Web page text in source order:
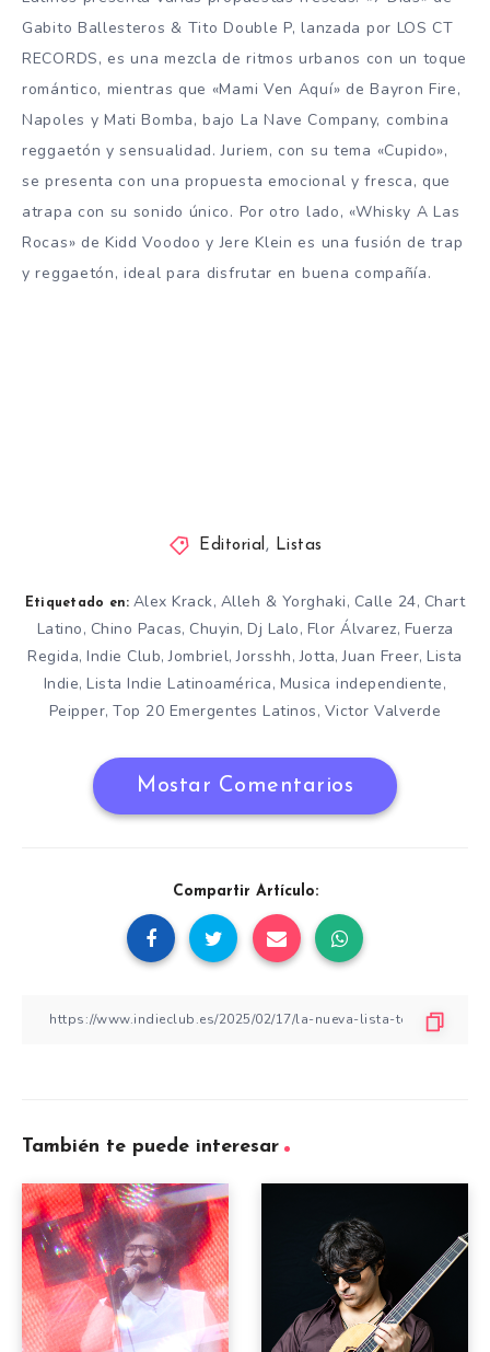
Gabito Ballesteros & Tito Double P, lanzada por LOS CT
RECORDS, es una mezcla de ritmos urbanos con un toque
romántico, mientras que «Mami Ven Aquí» de Bayron Fire,
Napoles y Mati Bomba, bajo La Nave Company, combina
reggaetón y sensualidad. Juriem, con su tema «Cupido»,
se presenta con una propuesta emocional y fresca, que
atrapa con su sonido único. Por otro lado, «Whisky A Las
Rocas» de Kidd Voodoo y Jere Klein es una fusión de trap
y reggaetón, ideal para disfrutar en buena compañía.
Editorial , Listas
Etiquetado en: Alex Krack, Alleh & Yorghaki, Calle 24, Chart
Latino, Chino Pacas, Chuyin, Dj Lalo, Flor Álvarez, Fuerza
Regida,Indie Club,Jombriel,Jorsshh,Jotta,Juan Freer,Lista
Indie,Lista Indie Latinoamérica, Musica independiente,
Peipper,Top 20 Emergentes Latinos, Victor Valverde
Mostar Comentarios
Compartir Artículo:
También te puede interesar